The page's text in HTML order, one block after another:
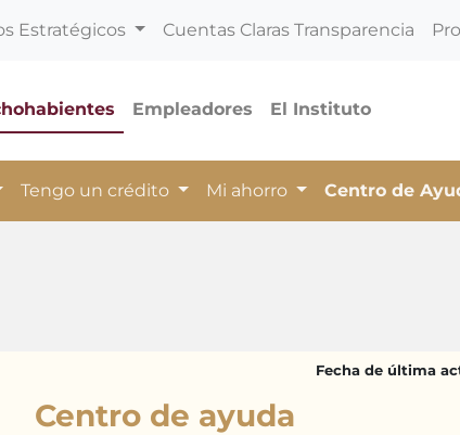
Estratégicos Cuentas Claras Transparencia
Empleadores El Instituto
Tengo un crédito Mi ahorro Centro de
Fecha de última
Centro de ayuda